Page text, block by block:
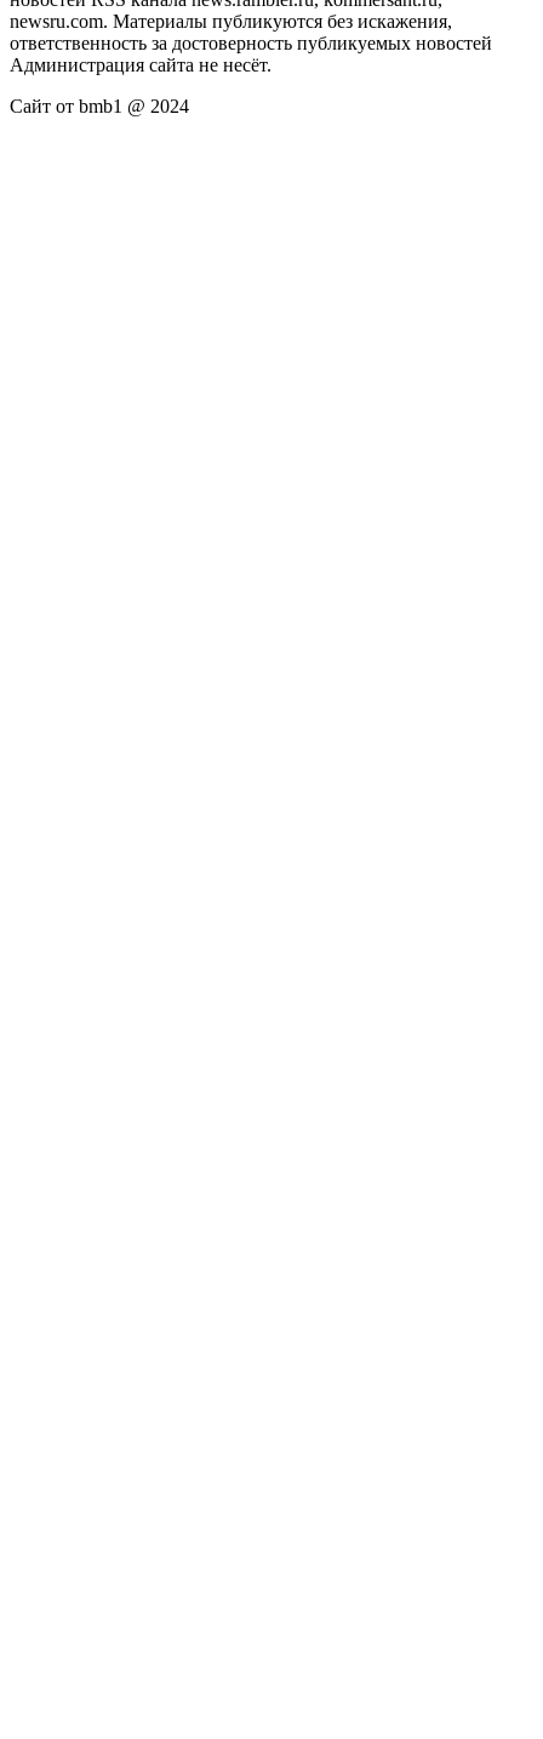
newsru.com. Материалы публикуются без искажения,
ответственность за достоверность публикуемых новостей
Администрация сайта не несёт.
Сайт от bmb1 @ 2024